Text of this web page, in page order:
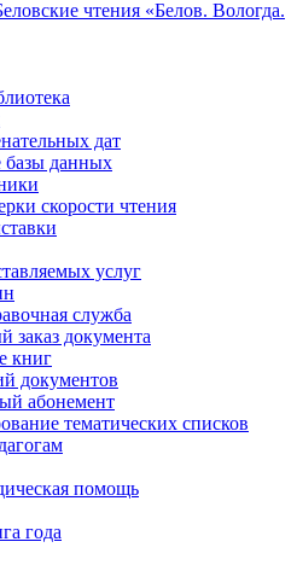
чтения «Белов. Вологда.
дат
базы данных
скорости чтения
услуг
служба
заказ документа
книг
документов
абонемент
тематических списков
помощь
года